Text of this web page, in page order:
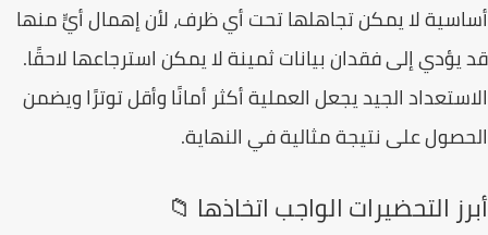
لا يمكن تجاهلها تحت أي ظرف، لأن إهمال أيٍّ منها
إلى فقدان بيانات ثمينة لا يمكن استرجاعها لاحقًا.
الجيد يجعل العملية أكثر أمانًا وأقل توترًا ويضمن
على نتيجة مثالية في النهاية.
التحضيرات الواجب اتخاذها 📁